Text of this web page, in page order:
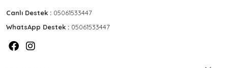
Canlı Destek : 05061533447
WhatsApp Destek : 05061533447